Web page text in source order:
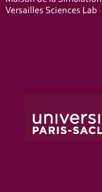
Versailles Sciences Lab